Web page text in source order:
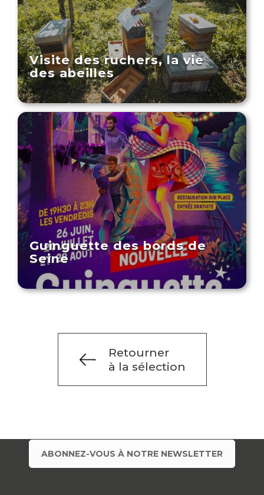
Visite des ruchers, la vie
des abeilles
Guinguette des bords de
Seine
Retourner
à la sélection
ABONNEZ-VOUS À NOTRE NEWSLETTER